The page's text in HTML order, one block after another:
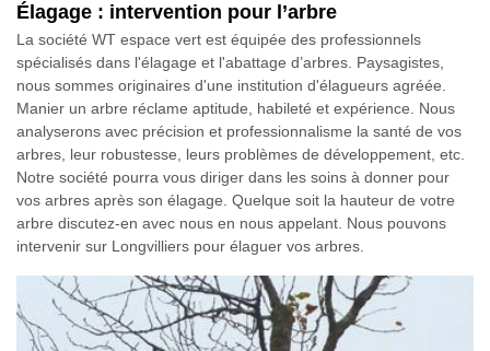
Élagage : intervention pour l’arbre
La société WT espace vert est équipée des professionnels
spécialisés dans l'élagage et l'abattage d’arbres. Paysagistes,
nous sommes originaires d'une institution d'élagueurs agréée.
Manier un arbre réclame aptitude, habileté et expérience. Nous
analyserons avec précision et professionnalisme la santé de vos
arbres, leur robustesse, leurs problèmes de développement, etc.
Notre société pourra vous diriger dans les soins à donner pour
vos arbres après son élagage. Quelque soit la hauteur de votre
arbre discutez-en avec nous en nous appelant. Nous pouvons
intervenir sur Longvilliers pour élaguer vos arbres.